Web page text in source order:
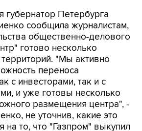
губернатор Петербурга
сообщила журналистам,
общественно-делового
готово несколько
"Мы активно
переноса
с инвесторами, так и с
и уже готовы несколько
размещения центра", -
не уточнив, какие это
на то, что "Газпром" выкупил